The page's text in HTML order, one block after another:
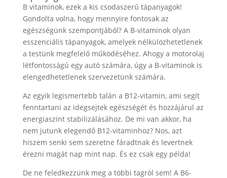
B vitaminok, ezek a kis csodaszerű tápanyagok!
Gondolta volna, hogy mennyire fontosak az
egészségünk szempontjából? A B-vitaminok olyan
esszenciális tápanyagok, amelyek nélkülözhetetlenek
a testünk megfelelő működéséhez. Ahogy a motorolaj
létfontosságú egy autó számára, úgy a B-vitaminok is
elengedhetetlenek szervezetünk számára.
Az egyik legismertebb talán a B12-vitamin, ami segít
fenntartani az idegsejtek egészségét és hozzájárul az
energiaszint stabilizálásához. De mi van akkor, ha
nem jutunk elegendő B12-vitaminhoz? Nos, azt
hiszem senki sem szeretne fáradtnak és levertnek
érezni magát nap mint nap. És ez csak egy példa!
De ne feledkezzünk meg a többi tagról sem! A B6-